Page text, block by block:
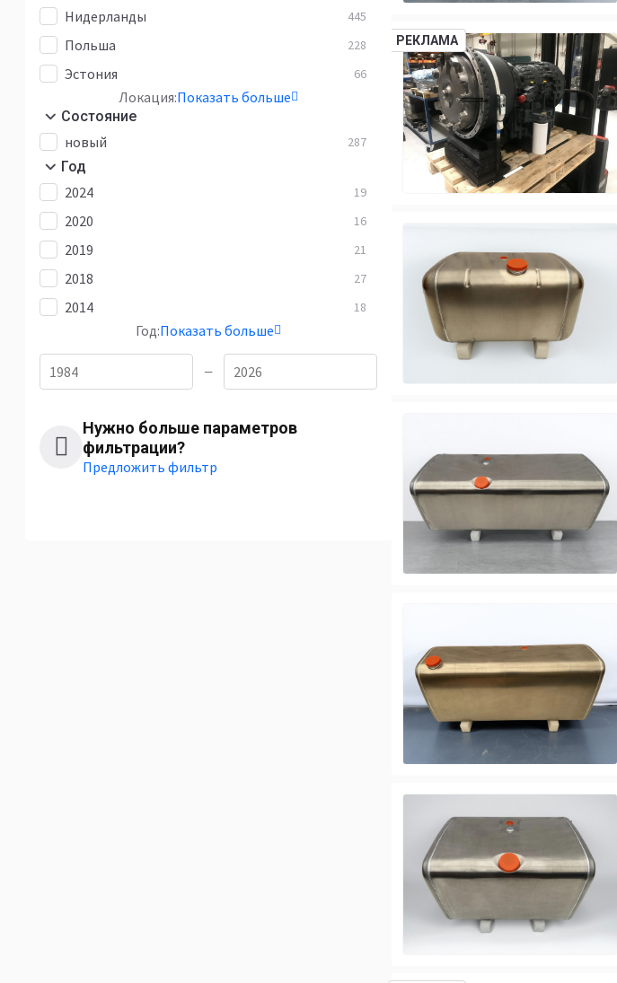
Нидерланды 445
Польша 228
Эстония 66
Локация:Показать больше
Состояние
новый 287
Год
2024 19
2020 16
2019 21
2018 27
2014 18
Год:Показать больше
—
Нужно больше параметров
фильтрации?
Предложить фильтр
РЕКЛАМА